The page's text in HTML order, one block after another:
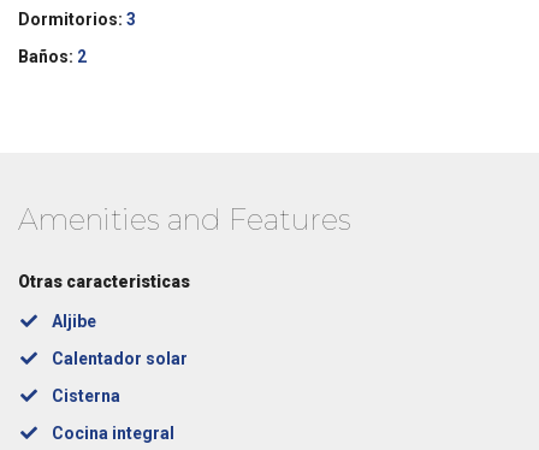
Dormitorios: 3
Baños: 2
Amenities and Features
Otras caracteristicas
Aljibe
Calentador solar
Cisterna
Cocina integral